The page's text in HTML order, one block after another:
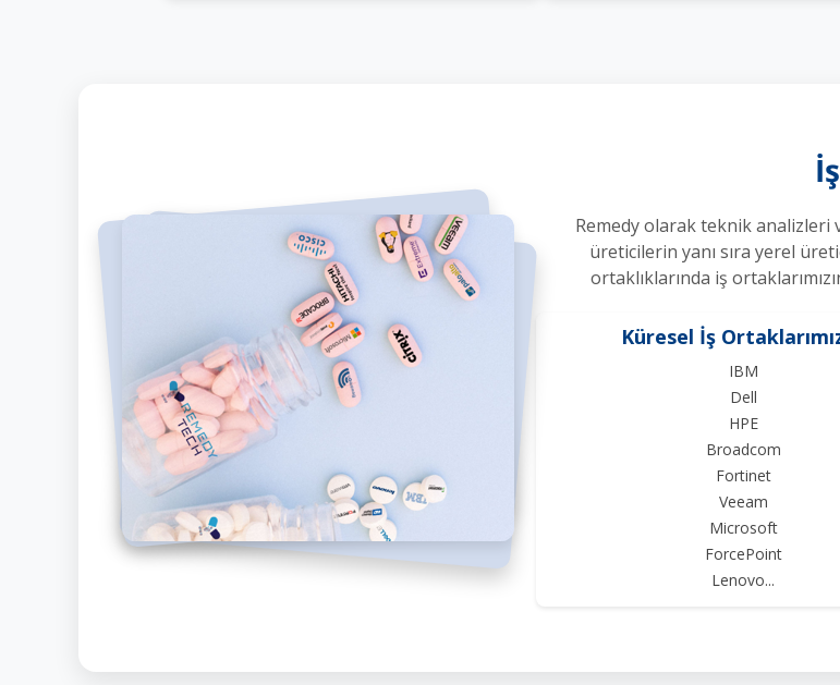
Remedy olarak teknik analizleri
üreticilerin yanı sıra yerel
ortaklıklarında iş
Küresel İş
IBM
Dell
HPE
Broadcom
Fortinet
Veeam
Microsoft
ForcePoint
Lenovo...